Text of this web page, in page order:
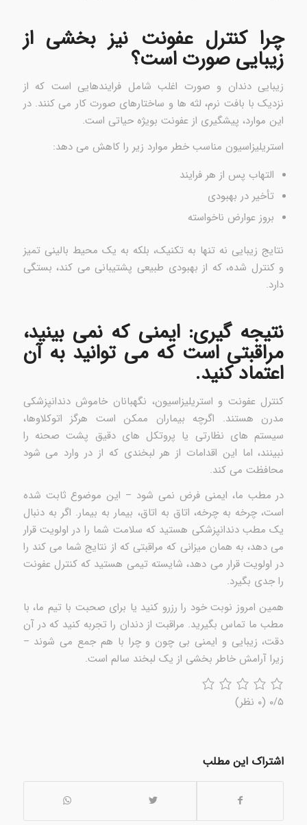
چرا کنترل عفونت نیز بخشی از
زیبایی صورت است؟
زیبایی دندان و صورت اغلب شامل فرایندهایی است که از
نزدیک با بافت نرم، لثه ها و ساختارهای صورت کار می کنند. در
این موارد، پیشگیری از عفونت بویژه حیاتی است.
استریلیزاسیون مناسب خطر موارد زیر را کاهش می دهد:
التهاب پس از هر فرایند
تأخیر در بهبودی
بروز عوارض ناخواسته
نتایج زیبایی نه تنها به تکنیک، بلکه به یک محیط بالینی تمیز
و کنترل شده، که از بهبودی طبیعی پشتیبانی می کند، بستگی
دارد.
نتیجه گیری: ایمنی که نمی بینید،
مراقبتی است که می توانید به آن
اعتماد کنید.
کنترل عفونت و استریلیزاسیون، نگهبانان خاموش دندانپزشکی
مدرن هستند. اگرچه بیماران ممکن است هرگز اتوکلاوها،
سیستم های نظارتی یا پروتکل های دقیق پشت صحنه را
نبینند، اما این اقدامات از هر لبخندی که از در وارد می شود
محافظت می کند.
در مطب ما، ایمنی فرض نمی شود – این موضوع ثابت شده
است، چرخه به چرخه، اتاق به اتاق، بیمار به بیمار. اگر به دنبال
یک مطب دندانپزشکی هستید که سلامت شما را در اولویت قرار
می دهد، به همان میزانی که مراقبتی که از نتایج شما می کند را
در اولویت قرار می دهد، شایسته تیمی هستید که کنترل عفونت
را جدی بگیرد.
همین امروز نوبت خود را رزرو کنید یا برای صحبت با تیم ما، با
مطب ما تماس بگیرید. مراقبت از دندان را تجربه کنید که در آن
دقت، زیبایی و ایمنی بی چون و چرا با هم جمع می شوند –
زیرا آرامش خاطر بخشی از یک لبخند سالم است.
۰/۵ (۰ نظر)
اشتراک این مطلب